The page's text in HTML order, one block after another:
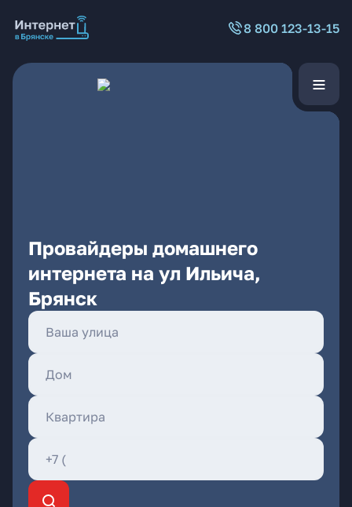
8 800 123-13-15
Провайдеры домашнего
интернета на ул Ильича,
Брянск